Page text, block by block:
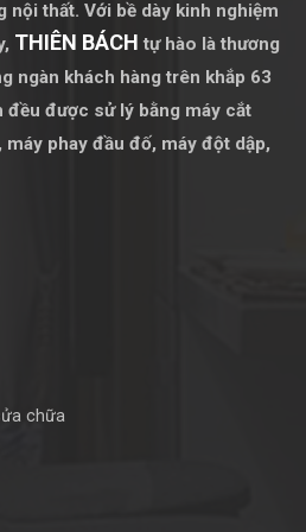
tính thẩm mỹ, sự tiện lợi và linh
không ray dưới chắc chắn là một
người muốn tạo điểm nhấn
của mình.
nội thất. Với bề dày kinh nghiệm
THIÊN BÁCH tự hào là thương
ngàn khách hàng trên khắp 63
đều được sử lý bằng máy cắt
, máy phay đầu đố, máy đột dập,
chữa